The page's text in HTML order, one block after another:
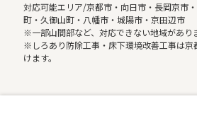
対応可能エリア/京都市・向日市・長岡京市
町・久御山町・八幡市・城陽市・京田辺市
※一部山間部など、対応できない地域があり
※しろあり防除工事・床下環境改善工事は京
けます。